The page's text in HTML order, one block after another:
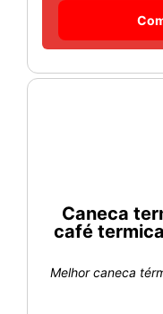
Caneca
café
Melhor caneca